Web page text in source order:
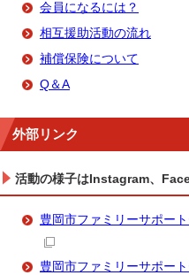
会員になるには？
相互援助活動の流れ
補償保険について
Q＆A
外部リンク
活動の様子はInstagram、
豊岡市ファミリーサポー
豊岡市ファミリーサポー